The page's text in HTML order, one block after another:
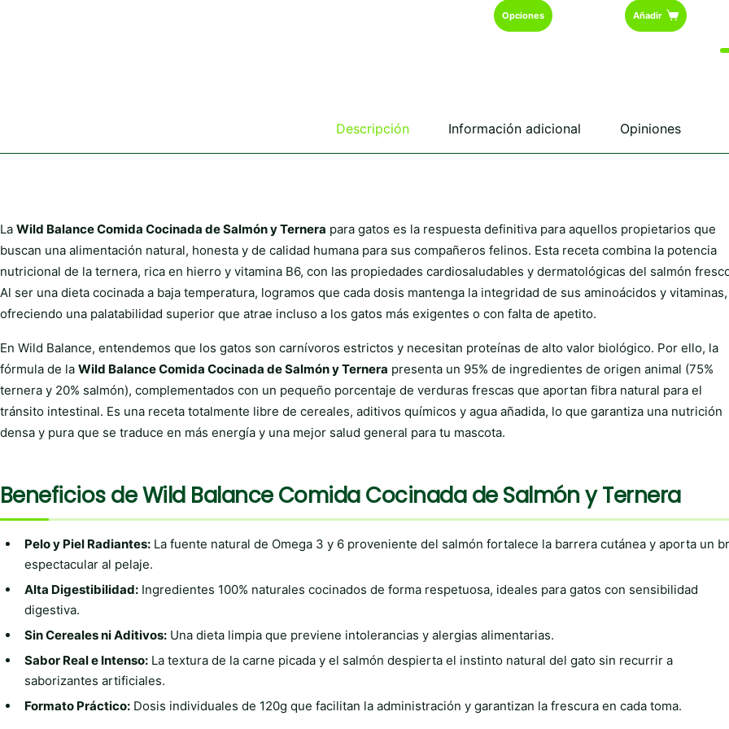
Opciones
Este
producto
se
pueden
elegir
producto
Añadir
Descripción Información adicional Opiniones
La Wild Balance Comida Cocinada de Salmón y Ternera para gatos es la respuesta definitiva para aquellos propietarios que
buscan una alimentación natural, honesta y de calidad humana para sus compañeros felinos. Esta receta combina la potencia
nutricional de la ternera, rica en hierro y vitamina B6, con las propiedades cardiosaludables y dermatológicas del salmón
Al ser una dieta cocinada a baja temperatura, logramos que cada dosis mantenga la integridad de sus aminoácidos y vitaminas,
ofreciendo una palatabilidad superior que atrae incluso a los gatos más exigentes o con falta de apetito.
En Wild Balance, entendemos que los gatos son carnívoros estrictos y necesitan proteínas de alto valor biológico. Por ello, la
fórmula de la Wild Balance Comida Cocinada de Salmón y Ternera presenta un 95% de ingredientes de origen animal (75%
ternera y 20% salmón), complementados con un pequeño porcentaje de verduras frescas que aportan fibra natural para el
tránsito intestinal. Es una receta totalmente libre de cereales, aditivos químicos y agua añadida, lo que garantiza una nutrición
densa y pura que se traduce en más energía y una mejor salud general para tu mascota.
Beneficios de Wild Balance Comida Cocinada de Salmón y Ternera
Pelo y Piel Radiantes: La fuente natural de Omega 3 y 6 proveniente del salmón fortalece la barrera cutánea y aporta un
espectacular al pelaje.
Alta Digestibilidad: Ingredientes 100% naturales cocinados de forma respetuosa, ideales para gatos con sensibilidad
digestiva.
Sin Cereales ni Aditivos: Una dieta limpia que previene intolerancias y alergias alimentarias.
Sabor Real e Intenso: La textura de la carne picada y el salmón despierta el instinto natural del gato sin recurrir a
saborizantes artificiales.
Formato Práctico: Dosis individuales de 120g que facilitan la administración y garantizan la frescura en cada toma.